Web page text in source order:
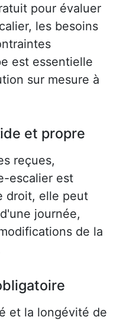
pour évaluer
les besoins
est essentielle
sur mesure à
et propre
reçues,
escalier est
droit, elle peut
journée,
de la
et la longévité de